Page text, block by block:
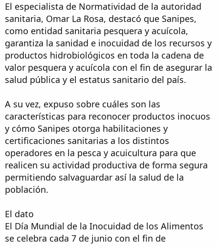
El especialista de Normatividad de la autoridad
sanitaria, Omar La Rosa, destacó que Sanipes,
como entidad sanitaria pesquera y acuícola,
garantiza la sanidad e inocuidad de los recursos y
productos hidrobiológicos en toda la cadena de
valor pesquera y acuícola con el fin de asegurar la
salud pública y el estatus sanitario del país.
A su vez, expuso sobre cuáles son las
características para reconocer productos inocuos
y cómo Sanipes otorga habilitaciones y
certificaciones sanitarias a los distintos
operadores en la pesca y acuicultura para que
realicen su actividad productiva de forma segura
permitiendo salvaguardar así la salud de la
población.
El dato
El Día Mundial de la Inocuidad de los Alimentos
se celebra cada 7 de junio con el fin de